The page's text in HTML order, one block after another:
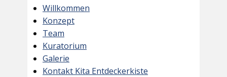
Willkommen
Konzept
Team
Kuratorium
Galerie
Kontakt Kita Entdeckerkiste